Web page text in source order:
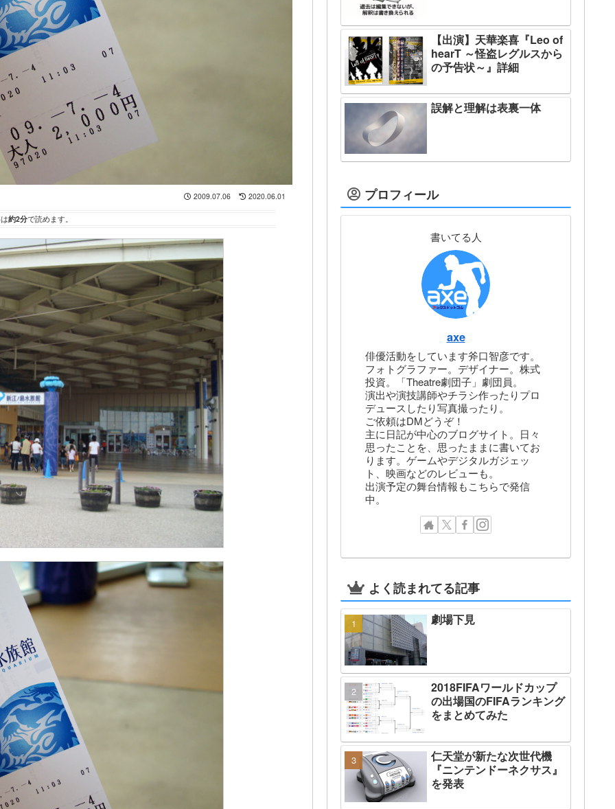
2009.07.06 2020.06.01
約2分で読めます。
【出演】天華楽喜『Leo of
hearT ～怪盗レグルスから
の予告状～』詳細
誤解と理解は表裏一体
プロフィール
書いてる人
axe
俳優活動をしています斧口智彦です。
フォトグラファー。デザイナー。株式
投資。「Theatre劇団子」劇団員。
演出や演技講師やチラシ作ったりプロ
デュースしたり写真撮ったり。
ご依頼はDMどうぞ！
主に日記が中心のブログサイト。日々
思ったことを、思ったままに書いてお
ります。ゲームやデジタルガジェッ
ト、映画などのレビューも。
出演予定の舞台情報もこちらで発信
中。
よく読まれてる記事
劇場下見
2018FIFAワールドカップ
の出場国のFIFAランキング
をまとめてみた
仁天堂が新たな次世代機
『ニンテンドーネクサス』
を発表